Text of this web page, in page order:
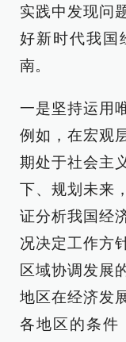
实践中发现问
好新时代我国
南。
一是坚持运用
例如，在宏观
期处于社会主
下、规划未来
证分析我国经
况决定工作方
区域协调发展
地区在经济发
各地区的条件